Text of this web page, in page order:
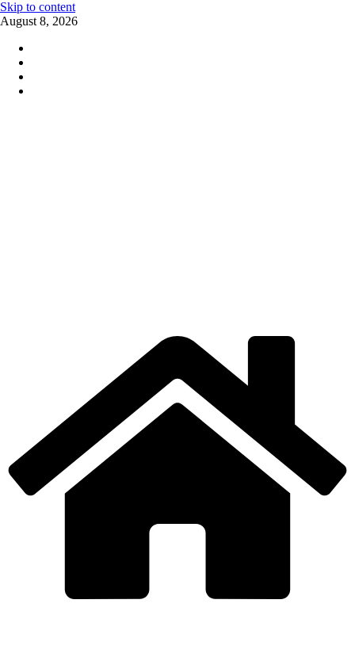
Skip to content
August 8, 2026